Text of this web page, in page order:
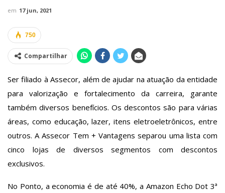
em 17 jun, 2021
750
Compartilhar
Ser filiado à Assecor, além de ajudar na atuação da entidade
para valorização e fortalecimento da carreira, garante
também diversos benefícios. Os descontos são para várias
áreas, como educação, lazer, itens eletroeletrônicos, entre
outros. A Assecor Tem + Vantagens separou uma lista com
cinco lojas de diversos segmentos com descontos
exclusivos.
No Ponto, a economia é de até 40%, a Amazon Echo Dot 3ª